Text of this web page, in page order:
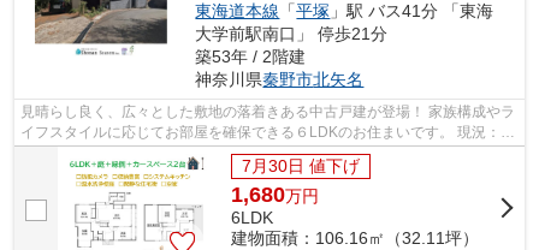
東海道本線 「平塚 」駅 バス41分 「東海
大学前駅南口」 停歩21分
築53年 / 2階建
神奈川県秦野市北矢名
見晴らし良く、広々とした敷地の落着きある中古戸建が登場！ 家族構成やラ
イフスタイルに応じてお部屋を確保できる６LDKのお住まいです。 現況：空
家 詳細やご内見依頼など、お気軽に...
7月30日 値下げ
1,680万円
6LDK
建物面積：106.16㎡（32.11坪）